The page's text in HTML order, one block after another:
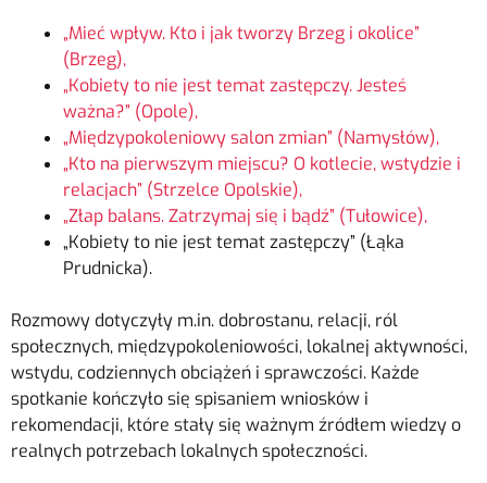
„Mieć wpływ. Kto i jak tworzy Brzeg i okolice”
(Brzeg),
„Kobiety to nie jest temat zastępczy. Jesteś
ważna?” (Opole),
„Międzypokoleniowy salon zmian” (Namysłów),
„Kto na pierwszym miejscu? O kotlecie, wstydzie i
relacjach” (Strzelce Opolskie),
„Złap balans. Zatrzymaj się i bądź” (Tułowice),
„Kobiety to nie jest temat zastępczy” (Łąka
Prudnicka).
Rozmowy dotyczyły m.in. dobrostanu, relacji, ról
społecznych, międzypokoleniowości, lokalnej aktywności,
wstydu, codziennych obciążeń i sprawczości. Każde
spotkanie kończyło się spisaniem wniosków i
rekomendacji, które stały się ważnym źródłem wiedzy o
realnych potrzebach lokalnych społeczności.